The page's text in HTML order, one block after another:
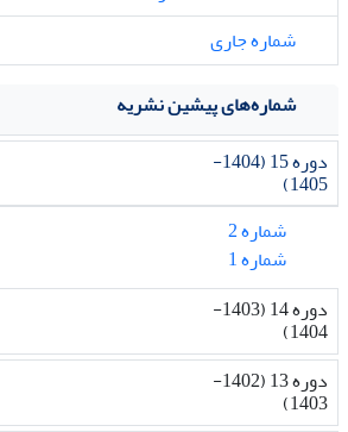
شماره جاری
شماره‌های پیشین نشریه
دوره 15 (1404-
1405)
شماره 2
شماره 1
دوره 14 (1403-
1404)
دوره 13 (1402-
1403)